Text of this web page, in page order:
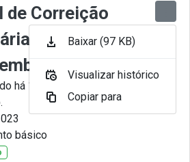
de Correição
nº 012-2023
há 11 Meses por Juliana
básico
Baixar (97 KB)
Visualizar histórico
Copiar para